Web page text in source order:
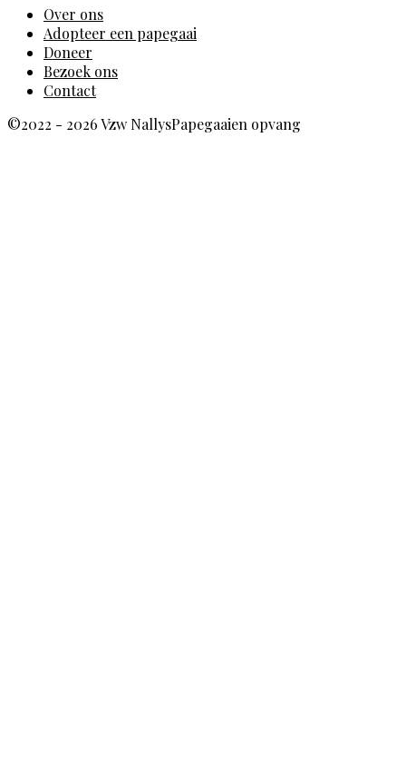
Over ons
Adopteer een papegaai
Doneer
Bezoek ons
Contact
©2022 - 2026 Vzw NallysPapegaaien opvang